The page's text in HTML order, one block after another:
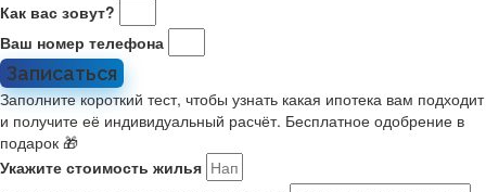
Как вас зовут?
Ваш номер телефона
Записаться
Заполните короткий тест, чтобы узнать какая ипотека вам подходит
и получите её индивидуальный расчёт. Бесплатное одобрение в
подарок 🎁
Укажите стоимость жилья